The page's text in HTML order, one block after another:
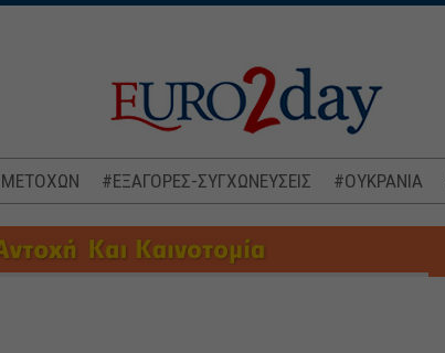
ΜΕΤΟΧΩΝ #ΕΞΑΓΟΡΕΣ-ΣΥΓΧΩΝΕΥΣΕΙΣ #ΟΥΚΡΑΝΙΑ